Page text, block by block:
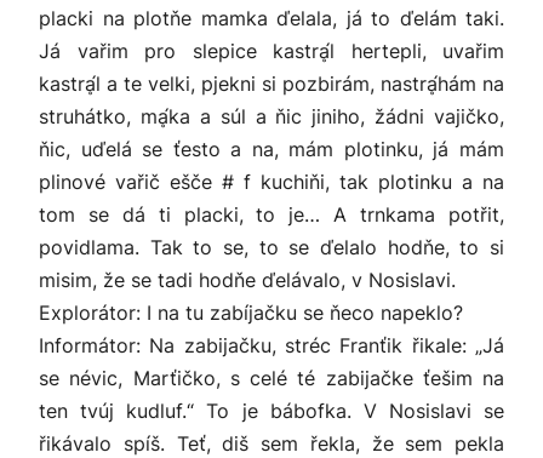
placki na plotňe mamka ďelala, já to ďelám taki.
Já vařim pro slepice kastrḁ́l hertepli, uvařim
kastrḁ́l a te velki, pjekni si pozbirám, nastrḁ́hám na
struhátko, mḁ́ka a súl a ňic jiniho, žádni vajičko,
ňic, uďelá se ťesto a na, mám plotinku, já mám
plinové vařič ešče # f kuchiňi, tak plotinku a na
tom se dá ti placki, to je… A trnkama potřit,
povidlama. Tak to se, to se ďelalo hodňe, to si
misim, že se tadi hodňe ďelávalo, v Nosislavi.
Explorátor: I na tu zabíjačku se ňeco napeklo?
Informátor: Na zabijačku, stréc Franťik řikale: „Já
se névic, Marťičko, s celé té zabijačke ťešim na
ten tvúj kudluf.“ To je bábofka. V Nosislavi se
řikávalo spíš. Teť, diš sem řekla, že sem pekla